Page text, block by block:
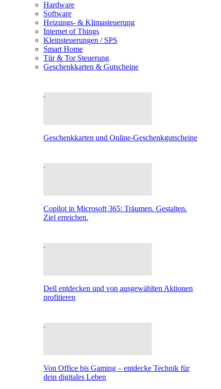
Hardware
Software
Heizungs- & Klimasteuerung
Internet of Things
Kleinsteuerungen / SPS
Smart Home
Tür & Tor Steuerung
Geschenkkarten & Gutscheine
Geschenkkarten und Online-Geschenkgutscheine
Copilot in Microsoft 365: Träumen. Gestalten.
Ziel erreichen.
Dell entdecken und von ausgewählten Aktionen
profitieren
Von Office bis Gaming – entdecke Technik für
dein digitales Leben